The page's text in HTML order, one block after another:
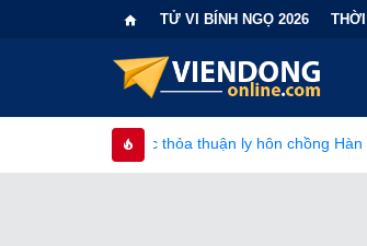
TỬ VI BÍNH NGỌ 2026
thức thỏa thuận ly hôn chồng Hàn Quốc sau loạt